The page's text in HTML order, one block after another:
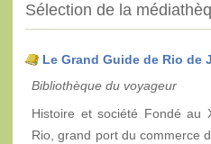
Sélection de la
Le Grand Guide de Rio de
Bibliothèque du voyageur
Histoire et société Fondé au
Rio, grand port du commerce